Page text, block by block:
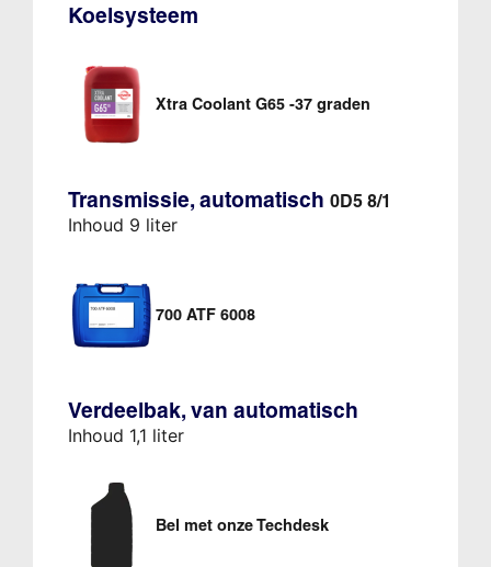
Koelsysteem
Xtra Coolant G65 -37 graden
Transmissie, automatisch 0D5 8/1
Inhoud 9 liter
700 ATF 6008
Verdeelbak, van automatisch
Inhoud 1,1 liter
Bel met onze Techdesk